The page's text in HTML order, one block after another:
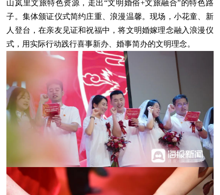
山岚里文旅特色资源，走出“文明婚俗+文旅融合”的特色路
子。集体颁证仪式简约庄重、浪漫温馨。现场，小花童、新
人登台，在亲友见证和祝福中，将文明婚嫁理念融入浪漫仪
式，用实际行动践行喜事新办、婚事简办的文明理念。